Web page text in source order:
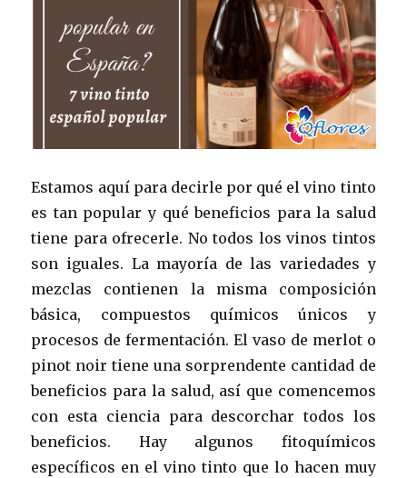
Estamos aquí para decirle por qué el vino tinto
es tan popular y qué beneficios para la salud
tiene para ofrecerle. No todos los vinos tintos
son iguales. La mayoría de las variedades y
mezclas contienen la misma composición
básica, compuestos químicos únicos y
procesos de fermentación. El vaso de merlot o
pinot noir tiene una sorprendente cantidad de
beneficios para la salud, así que comencemos
con esta ciencia para descorchar todos los
beneficios. Hay algunos fitoquímicos
específicos en el vino tinto que lo hacen muy